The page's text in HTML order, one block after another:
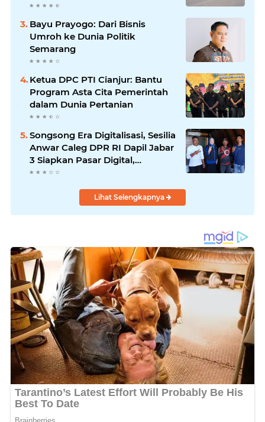
Bayu Prayogo: Dari Bisnis
Umroh ke Dunia Politik
Semarang
Ketua DPC PTI Cianjur: Bantu
Program Asta Cita Pemerintah
dalam Dunia Pertanian
Songsong Era Digitalisasi, Sesilia
Anwar Caleg DPR RI Dapil Jabar
3 Siapkan Pasar Digital,
Pemasaran Komoditas Petani
Lihat Selengkapnya